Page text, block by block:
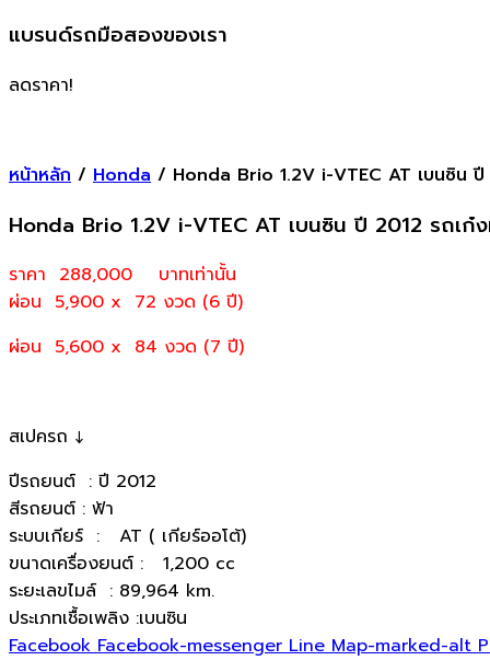
แบรนด์รถมือสองของเรา
ลดราคา!
หน้าหลัก / Honda / Honda Brio 1.2V i-VTEC AT เบนซิน
Honda Brio 1.2V i-VTEC AT เบนซิน ปี 2012 รถเก๋
ราคา 288,000
บาทเท่านั้น
ผ่อน 5,900 x 72 งวด (6 ปี)
ผ่อน 5,600 x 84 งวด (7 ปี)
สเปครถ ↓
ปีรถยนต์ : ปี 2012
สีรถยนต์ : ฟ้า
ระบบเกียร์ : AT ( เกียร์ออโต้)
ขนาดเครื่องยนต์ : 1,200 cc
ระยะเลขไมล์ : 89,964 km.
ประเภทเชื้อเพลิง :เบนซิน
Facebook Facebook-messenger Line Map-marked-alt